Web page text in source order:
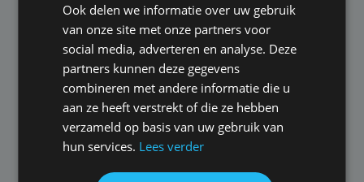
Een AOV voor elke branche
Iedere branche is anders en kent zijn eigen uitdagingen.
Onze onafhankelijke adviseurs zijn hiervan op de
hoogte en houden hier rekening mee bij het aanbieden
van de best passende arbeidsongeschikt­heids­
verzekering voor uw situatie. Uiteraard nemen ze hierbij
ook uw persoonlijke wensen mee.
Ook delen we informatie over uw gebruik
van onze site met onze partners voor
social media, adverteren en analyse. Deze
partners kunnen deze gegevens
combineren met andere informatie die u
aan ze heeft verstrekt of die ze hebben
verzameld op basis van uw gebruik van
hun services. Lees verder